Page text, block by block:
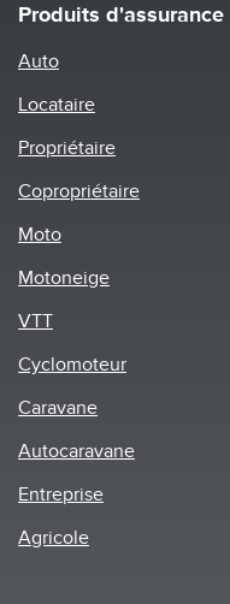
Produits d'assurance
Auto
Locataire
Propriétaire
Copropriétaire
Moto
Motoneige
VTT
Cyclomoteur
Caravane
Autocaravane
Entreprise
Agricole